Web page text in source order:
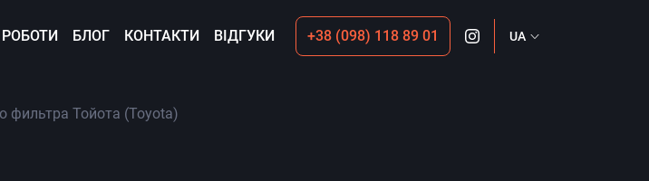
БЛОГ КОНТАКТИ ВІДГУКИ
+38 (098) 118 89 01
Ми в Instagram
UA
фильтра Тойота (Toyota)